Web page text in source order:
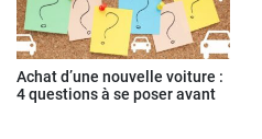
Achat d’une nouvelle voiture :
4 questions à se poser avant